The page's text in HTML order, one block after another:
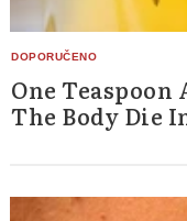
One
The Body Die